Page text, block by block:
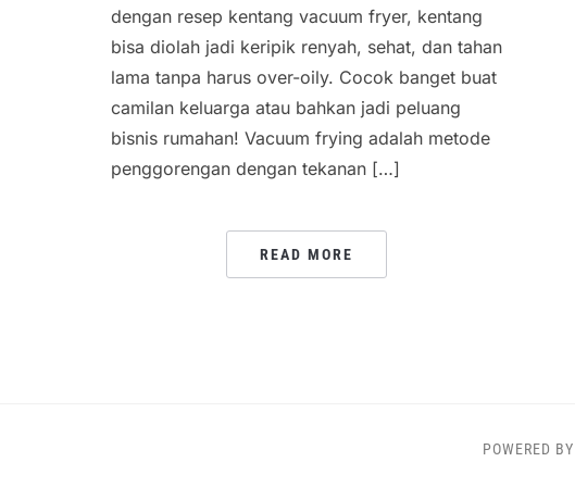
dengan resep kentang vacuum fryer, kentang
bisa diolah jadi keripik renyah, sehat, dan tahan
lama tanpa harus over-oily. Cocok banget buat
camilan keluarga atau bahkan jadi peluang
bisnis rumahan! Vacuum frying adalah metode
penggorengan dengan tekanan […]
READ MORE
POWERED BY